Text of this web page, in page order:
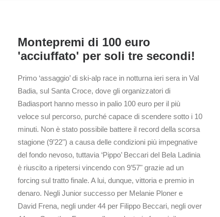
Montepremi di 100 euro
'acciuffato' per soli tre secondi!
Primo ‘assaggio’ di ski-alp race in notturna ieri sera in Val
Badia, sul Santa Croce, dove gli organizzatori di
Badiasport hanno messo in palio 100 euro per il più
veloce sul percorso, purché capace di scendere sotto i 10
minuti. Non è stato possibile battere il record della scorsa
stagione (9’22") a causa delle condizioni più impegnative
del fondo nevoso, tuttavia ‘Pippo’ Beccari del Bela Ladinia
è riuscito a ripetersi vincendo con 9’57" grazie ad un
forcing sul tratto finale. A lui, dunque, vittoria e premio in
denaro. Negli Junior successo per Melanie Ploner e
David Frena, negli under 44 per Filippo Beccari, negli over